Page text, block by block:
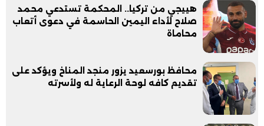
هييجي من تركيا.. المحكمة تستدعي محمد
صلاح لأداء اليمين الحاسمة في دعوى أتعاب
محاماة
محافظ بورسعيد يزور منجد المناخ ويؤكد على
تقديم كافه لوحة الرعاية له ولأسرته